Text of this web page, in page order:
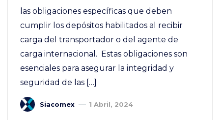
las obligaciones específicas que deben
cumplir los depósitos habilitados al recibir
carga del transportador o del agente de
carga internacional. Estas obligaciones son
esenciales para asegurar la integridad y
seguridad de las […]
Siacomex 1 Abril, 2024